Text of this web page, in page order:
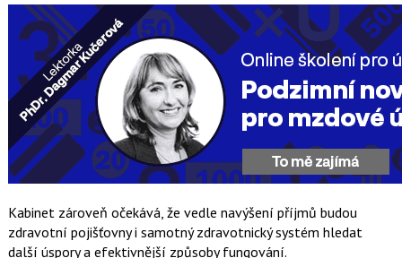
Kabinet zároveň očekává, že vedle navýšení příjmů budou
zdravotní pojišťovny i samotný zdravotnický systém hledat
další úspory a efektivnější způsoby fungování.